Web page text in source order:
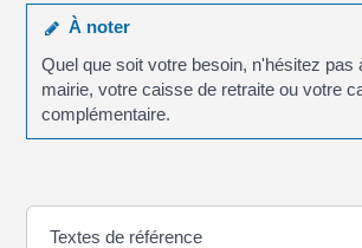
À noter
Quel que soit votre besoin, n'hésitez pas
mairie, votre caisse de retraite ou votre
complémentaire.
Textes de référence